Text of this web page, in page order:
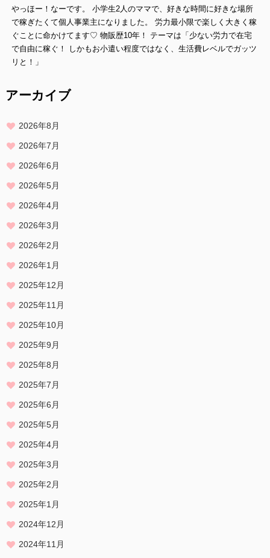
やっほー！なーです。 小学生2人のママで、好きな時間に好きな場所
で稼ぎたくて個人事業主になりました。 労力最小限で楽しく大きく稼
ぐことに命かけてます♡ 物販歴10年！ テーマは「少ない労力で在宅
で自由に稼ぐ！ しかもお小遣い程度ではなく、生活費レベルでガッツ
リと！」
アーカイブ
2026年8月
2026年7月
2026年6月
2026年5月
2026年4月
2026年3月
2026年2月
2026年1月
2025年12月
2025年11月
2025年10月
2025年9月
2025年8月
2025年7月
2025年6月
2025年5月
2025年4月
2025年3月
2025年2月
2025年1月
2024年12月
2024年11月